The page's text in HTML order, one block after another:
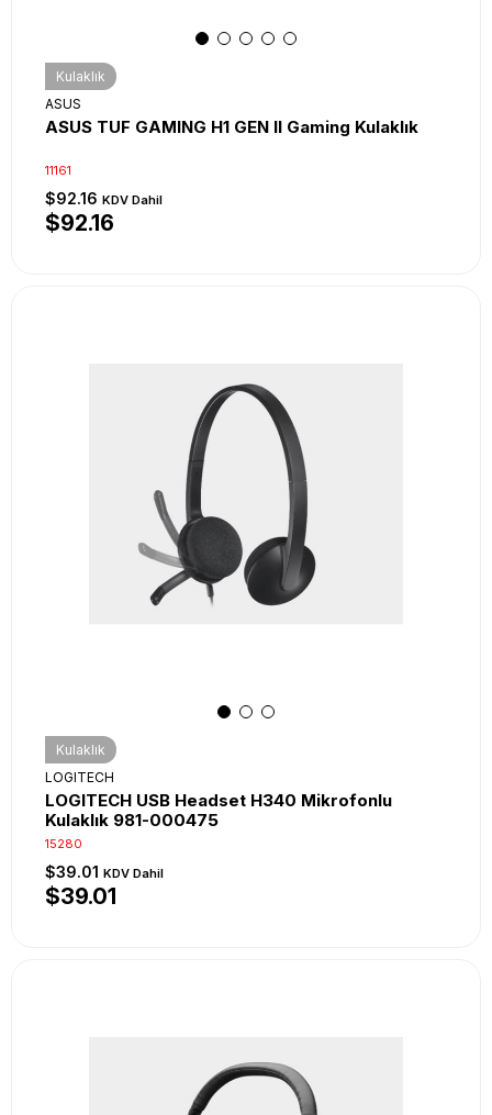
Kulaklık
ASUS
ASUS TUF GAMING H1 GEN II Gaming Kulaklık
11161
$92.16 KDV Dahil
$92.16
Kulaklık
LOGITECH
LOGITECH USB Headset H340 Mikrofonlu
Kulaklık 981-000475
15280
$39.01 KDV Dahil
$39.01